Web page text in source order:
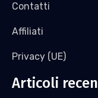
Contatti
Affiliati
Privacy (UE)
Articoli